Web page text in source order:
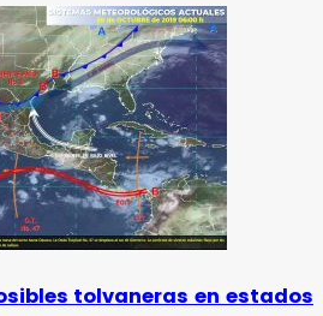
tolvaneras en estados